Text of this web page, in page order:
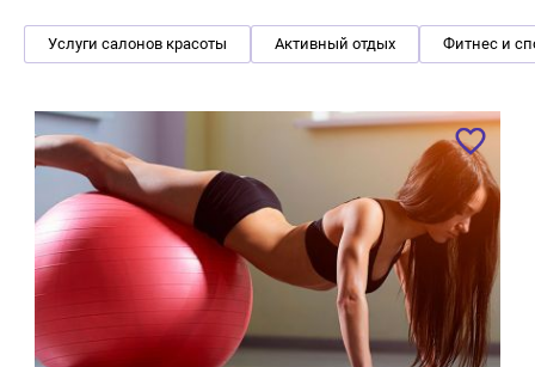
Услуги салонов красоты Активный отдых Фитнес и